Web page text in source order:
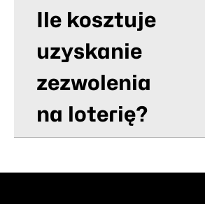
Ile kosztuje
uzyskanie
zezwolenia
na loterię?